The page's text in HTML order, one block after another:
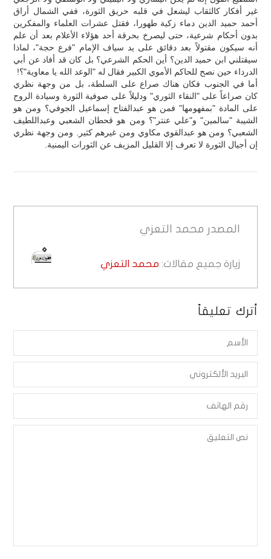
غير أفكار كالثقاب ليشعل في قلبه حريق الثورة، ففي الشمال أراق
أحمد حميد الدين دماء زكية طهورا، فقتل عشرات العلماء والمفكرين
بدون أحكام شرعية، حتى ليصرخ بحرقة أحد هؤلاء الأعلام بعد أن علم
أنه سيكون مقتولاً بعد دقائق على يد سياف الإمام "فرع حجة"، لماذا
سيقتلني ابن حميد الدين؟ أين الحكم الشرعي؟ بل كان قد أفاد عن أبي
الدرداء حين نصح للحاكم الأموي الكبير فقال له "الوعد الله يا معاوية"؟!
أما في الجنوب فكان هناك صراع على السلطة، بل من وجهة نظري
كان صراعاً على "النقاء الثوري" ودليلاً على صوفية الثورة وسيادة الروح
على المادة "بمفهومها" فمن هو عبدالفتاح إسماعيل الجوفي؟ ومن هو
الشيبة "سالمين" و"علي عنتر"؟ ومن هو قحطان الشعبي وعبداللطيف
الشعبي؟ ومن هو عبدالقوي مكاوي ومن غيرهم كثير. ومن وجهة نظري
إن أجيال الثورة لا تعرف إلا القليل المزيف عن الثورات اليمنية.
المصدر محمد التعزي
زيارة جميع مقالات: محمد التعزي
أترك تعليقاً